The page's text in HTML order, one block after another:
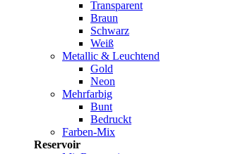
Transparent
Braun
Schwarz
Weiß
Metallic & Leuchtend
Gold
Neon
Mehrfarbig
Bunt
Bedruckt
Farben-Mix
Reservoir